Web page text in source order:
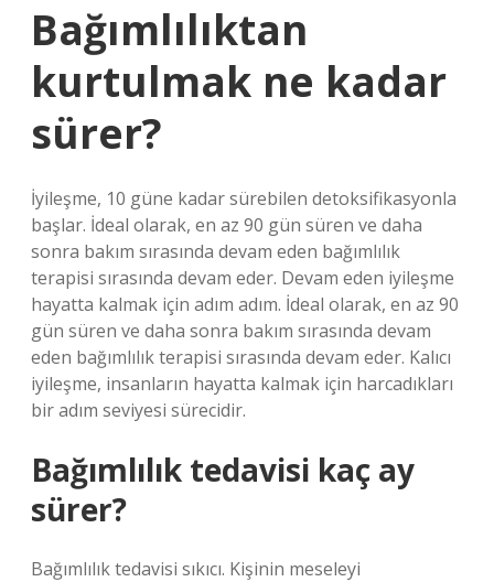
Bağımlılıktan
kurtulmak ne kadar
sürer?
İyileşme, 10 güne kadar sürebilen detoksifikasyonla
başlar. İdeal olarak, en az 90 gün süren ve daha
sonra bakım sırasında devam eden bağımlılık
terapisi sırasında devam eder. Devam eden iyileşme
hayatta kalmak için adım adım. İdeal olarak, en az 90
gün süren ve daha sonra bakım sırasında devam
eden bağımlılık terapisi sırasında devam eder. Kalıcı
iyileşme, insanların hayatta kalmak için harcadıkları
bir adım seviyesi sürecidir.
Bağımlılık tedavisi kaç ay
sürer?
Bağımlılık tedavisi sıkıcı. Kişinin meseleyi